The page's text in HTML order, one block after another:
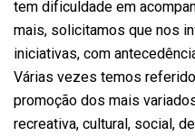
tem dificuldade em
mais, solicitamos que nos
iniciativas, com
Várias vezes temos referido
promoção dos mais
recreativa, cultural, social,